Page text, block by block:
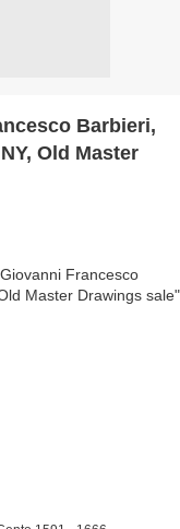
Barbieri,
Old Master